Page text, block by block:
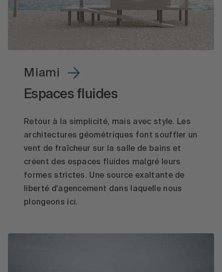
Miami
Espaces fluides
Retour à la simplicité, mais avec style. Les
architectures géométriques font souffler un
vent de fraîcheur sur la salle de bains et
créent des espaces fluides malgré leurs
formes strictes. Une source exaltante de
liberté d'agencement dans laquelle nous
plongeons ici.